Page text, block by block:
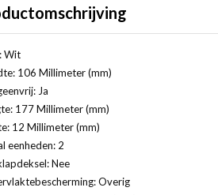
Wit
106 Millimeter (mm)
Ja
177 Millimeter (mm)
12 Millimeter (mm)
eenheden: 2
Nee
Overig